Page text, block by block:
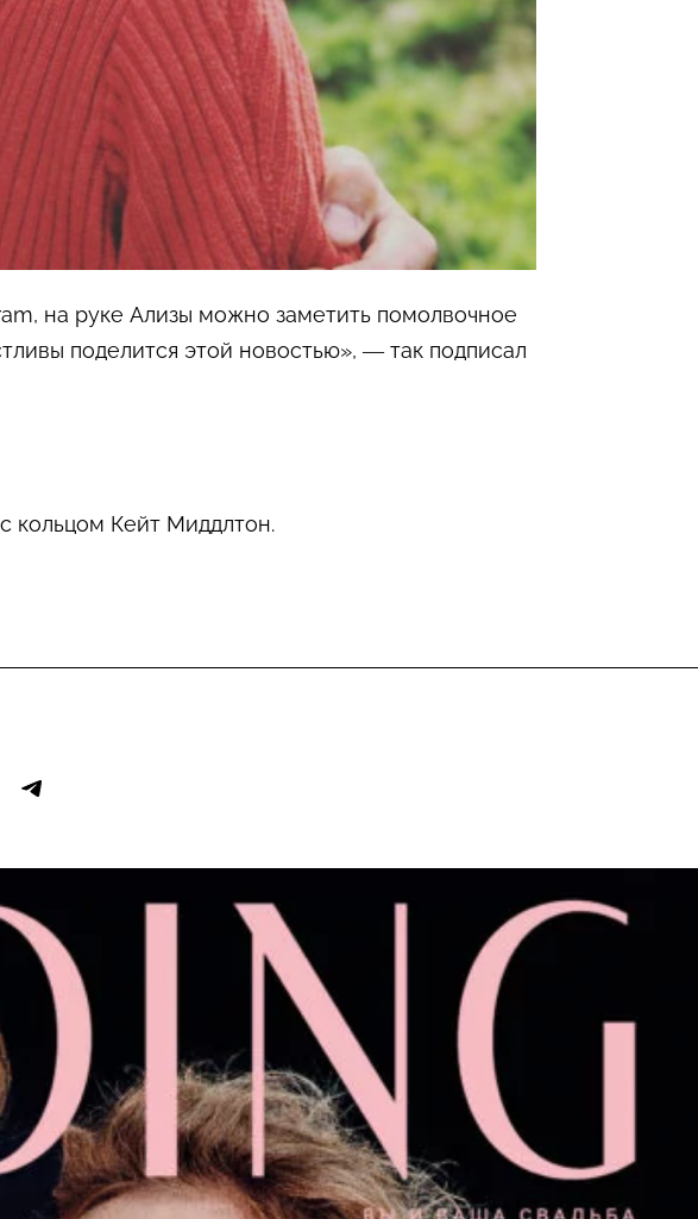
на руке Ализы можно заметить помолвочное
поделится этой новостью», — так подписал
кольцом Кейт Миддлтон.